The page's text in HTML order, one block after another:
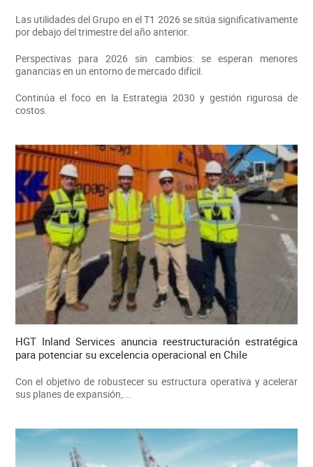
Las utilidades del Grupo en el T1 2026 se sitúa significativamente
por debajo del trimestre del año anterior.
Perspectivas para 2026 sin cambios: se esperan menores
ganancias en un entorno de mercado difícil.
Continúa el foco en la Estrategia 2030 y gestión rigurosa de
costos.
HGT Inland Services anuncia reestructuración estratégica
para potenciar su excelencia operacional en Chile
Con el objetivo de robustecer su estructura operativa y acelerar
sus planes de expansión,...